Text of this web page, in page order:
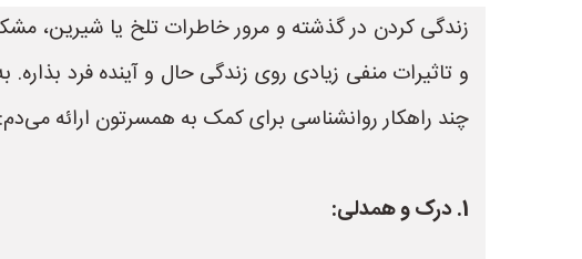
زندگی کردن در گذشته و مرور خاطرات تلخ یا شیرین،
و تاثیرات منفی زیادی روی زندگی حال و آینده فرد
چند راهکار روانشناسی برای کمک به همسرتون ارائه می‌دم:
1. درک و همدلی: